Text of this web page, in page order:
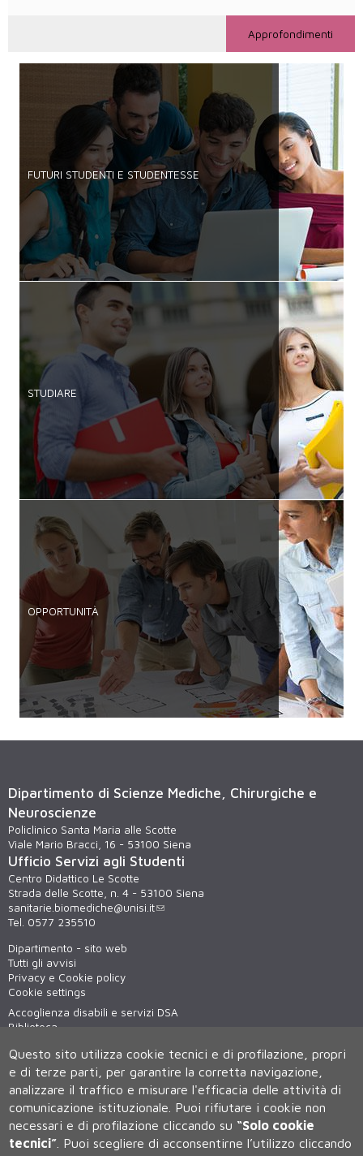
Approfondimenti
FUTURI STUDENTI E STUDENTESSE
STUDIARE
OPPORTUNITÀ
Dipartimento di Scienze Mediche, Chirurgiche e
Neuroscienze
Policlinico Santa Maria alle Scotte
Viale Mario Bracci, 16 - 53100 Siena
Ufficio Servizi agli Studenti
Centro Didattico Le Scotte
Strada delle Scotte, n. 4 - 53100 Siena
sanitarie.biomediche@unisi.it
Tel. 0577 235510
Dipartimento - sito web
Tutti gli avvisi
Privacy e Cookie policy
Cookie settings
Accoglienza disabili e servizi DSA
Biblioteca
WiFi - unisiWireless
Questo sito utilizza cookie tecnici e di profilazione, propri
e di terze parti, per garantire la corretta navigazione,
analizzare il traffico e misurare l'efficacia delle attività di
comunicazione istituzionale. Puoi rifiutare i cookie non
necessari e di profilazione cliccando su “Solo cookie
tecnici” Puoi scegliere di acconsentirne l’utilizzo cliccando